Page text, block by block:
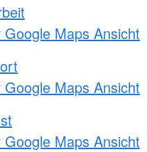
Google Maps Ansicht
Google Maps Ansicht
Google Maps Ansicht